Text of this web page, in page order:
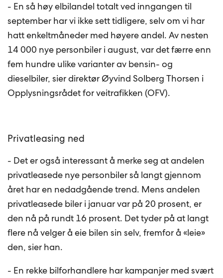
- En så høy elbilandel totalt ved inngangen til
september har vi ikke sett tidligere, selv om vi har
hatt enkeltmåneder med høyere andel. Av nesten
14 000 nye personbiler i august, var det færre enn
fem hundre ulike varianter av bensin- og
dieselbiler, sier direktør Øyvind Solberg Thorsen i
Opplysningsrådet for veitrafikken (OFV).
Privatleasing ned
- Det er også interessant å merke seg at andelen
privatleasede nye personbiler så langt gjennom
året har en nedadgående trend. Mens andelen
privatleasede biler i januar var på 20 prosent, er
den nå på rundt 16 prosent. Det tyder på at langt
flere nå velger å eie bilen sin selv, fremfor å «leie»
den, sier han.
- En rekke bilforhandlere har kampanjer med svært